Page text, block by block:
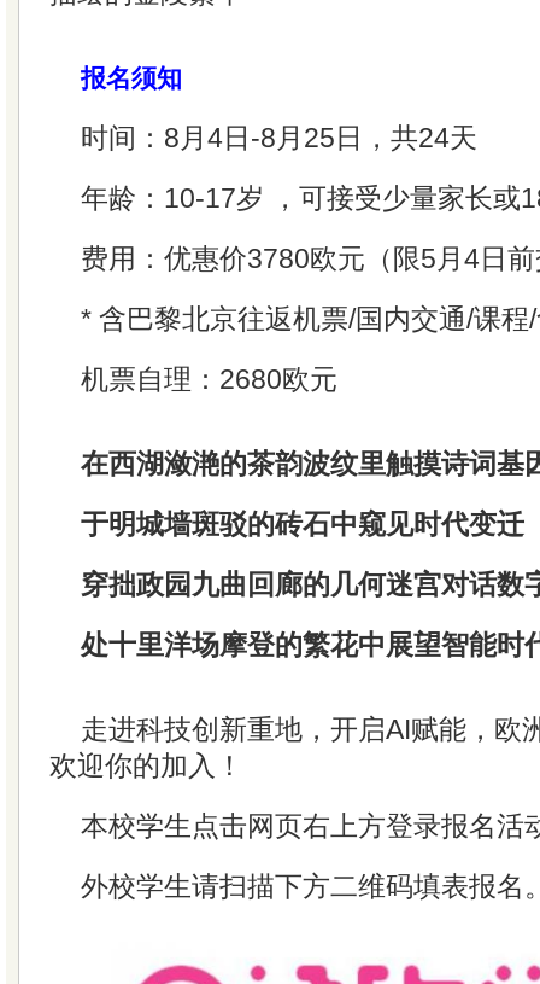
报名须知
时间：8月4日-8月25日，共24天
年龄：10-17岁 ，可接受少量家长或
费用：优惠价3780欧元（限5月4日
* 含巴黎北京往返机票/国内交通/课程
机票自理：2680欧元
在西湖潋滟的茶韵波纹里触摸诗词基
于明城墙斑驳的砖石中窥见时代变迁
穿拙政园九曲回廊的几何迷宫对话数
处十里洋场摩登的繁花中展望智能时
走进科技创新重地，开启AI赋能，欧
欢迎你的加入！
本校学生点击网页右上方登录报名活
外校学生请扫描下方二维码填表报名